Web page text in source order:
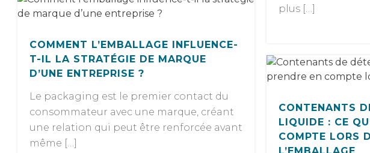
plus […]
COMMENT L’EMBALLAGE INFLUENCE-
T-IL LA STRATÉGIE DE MARQUE
D’UNE ENTREPRISE ?
Le packaging est le premier contact du
consommateur avec une marque, créant
une relation qui peut être renforcée avant
même […]
CONTENANTS
LIQUIDE : CE
COMPTE LORS